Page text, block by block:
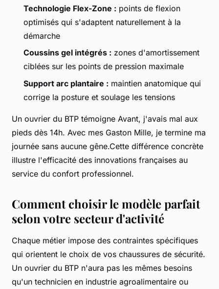
Technologie Flex-Zone : points de flexion
optimisés qui s'adaptent naturellement à la
démarche
Coussins gel intégrés : zones d'amortissement
ciblées sur les points de pression maximale
Support arc plantaire : maintien anatomique qui
corrige la posture et soulage les tensions
Un ouvrier du BTP témoigne Avant, j'avais mal aux
pieds dès 14h. Avec mes Gaston Mille, je termine ma
journée sans aucune gêne.Cette différence concrète
illustre l'efficacité des innovations françaises au
service du confort professionnel.
Comment choisir le modèle parfait
selon votre secteur d'activité
Chaque métier impose des contraintes spécifiques
qui orientent le choix de vos chaussures de sécurité.
Un ouvrier du BTP n'aura pas les mêmes besoins
qu'un technicien en industrie agroalimentaire ou